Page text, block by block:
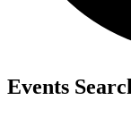
Events